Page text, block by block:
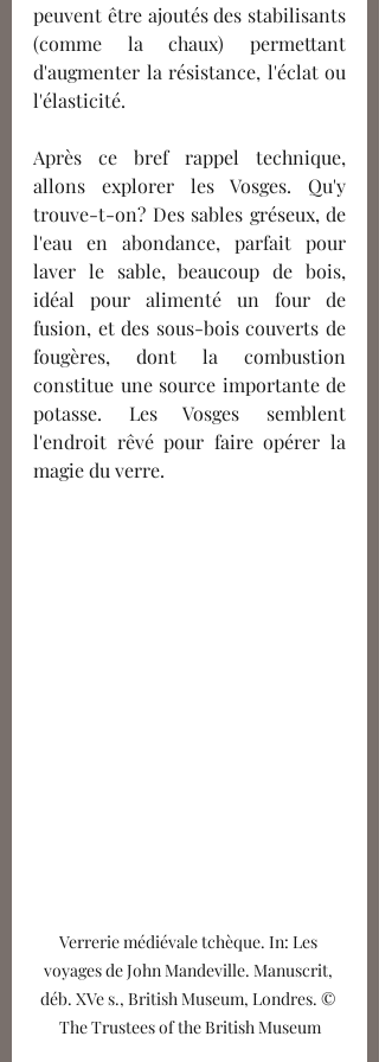
peuvent être ajoutés des stabilisants
(comme la chaux) permettant
d'augmenter la résistance, l'éclat ou
l'élasticité.
Après ce bref rappel technique,
allons explorer les Vosges. Qu'y
trouve-t-on? Des sables gréseux, de
l'eau en abondance, parfait pour
laver le sable, beaucoup de bois,
idéal pour alimenté un four de
fusion, et des sous-bois couverts de
fougères, dont la combustion
constitue une source importante de
potasse. Les Vosges semblent
l'endroit rêvé pour faire opérer la
magie du verre.
Verrerie médiévale tchèque. In: Les
voyages de John Mandeville. Manuscrit,
déb. XVe s., British Museum, Londres. ©
The Trustees of the British Museum